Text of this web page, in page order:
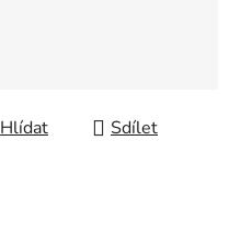
Hlídat Sdílet